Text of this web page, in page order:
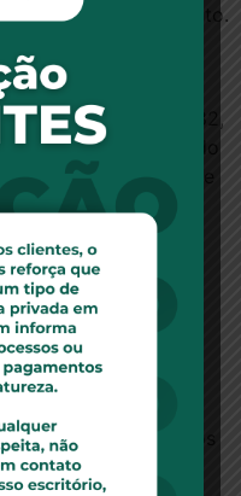
de casa Áurea Pinto.
de Saúde está
do Ministério da
de Moura, nº 182,
de São Luís, ao lado
sobre a portabilidade
ligar para o Disque
clique aqui
publicado.
*